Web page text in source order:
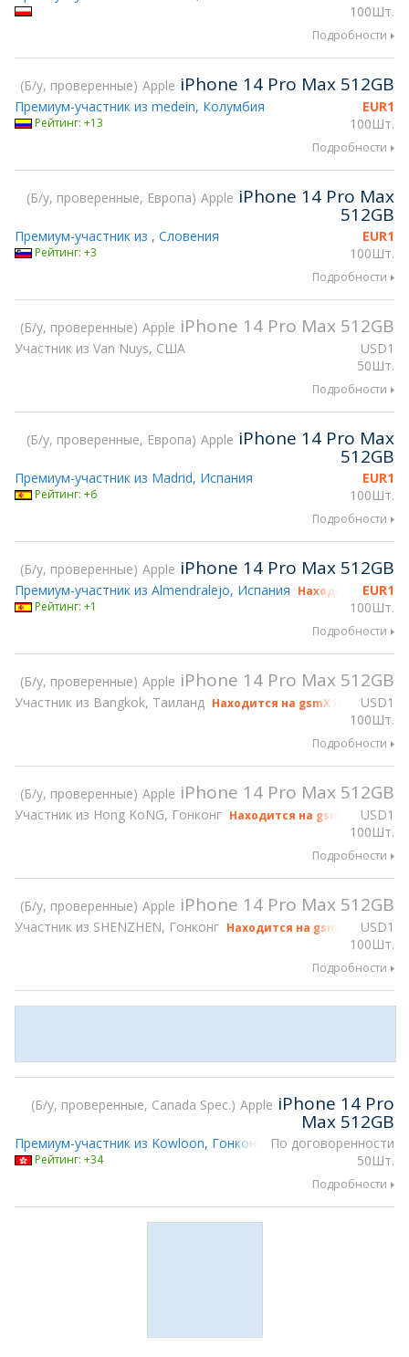
100Шт.
Подробности
Б/у, проверенные Apple iPhone 14 Pro Max 512GB
EUR1
100Шт.
Премиум-участник из medein, Колумбия
Рейтинг: +13
Подробности
Б/у, проверенные, Европа Apple iPhone 14 Pro Max
512GB
EUR1
100Шт.
Премиум-участник из , Словения
Рейтинг: +3
Подробности
Б/у, проверенные Apple iPhone 14 Pro Max 512GB
USD1
50Шт.
Участник из Van Nuys, США
Подробности
Б/у, проверенные, Европа Apple iPhone 14 Pro Max
512GB
EUR1
100Шт.
Премиум-участник из Madrid, Испания
Рейтинг: +6
Подробности
Б/у, проверенные Apple iPhone 14 Pro Max 512GB
EUR1
100Шт.
Премиум-участник из Almendralejo, Испания Находится на
Рейтинг: +1
Подробности
Б/у, проверенные Apple iPhone 14 Pro Max 512GB
USD1
100Шт.
Участник из Bangkok, Таиланд Находится на gsmX Hong Kong
Подробности
Б/у, проверенные Apple iPhone 14 Pro Max 512GB
USD1
100Шт.
Участник из Hong KoNG, Гонконг Находится на gsmX Hong
Подробности
Б/у, проверенные Apple iPhone 14 Pro Max 512GB
USD1
100Шт.
Участник из SHENZHEN, Гонконг Находится на gsmX Hong
Подробности
Б/у, проверенные, Canada Spec. Apple iPhone 14 Pro
Max 512GB
По договоренности
50Шт.
Премиум-участник из Kowloon, Гонконг
Находится на gsmX
Рейтинг: +34
Подробности